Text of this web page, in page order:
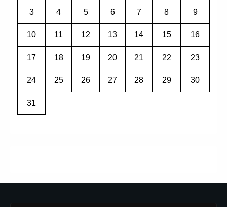
3 4 5 6 7 8 9
10 11 12 13 14 15 16
17 18 19 20 21 22 23
24 25 26 27 28 29 30
31